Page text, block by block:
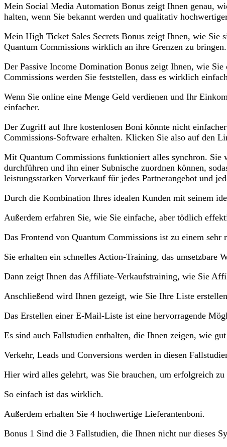
Mein Social Media Automation Bonus zeigt Ihnen genau,
halten, wenn Sie bekannt werden und qualitativ
Mein High Ticket Sales Secrets Bonus zeigt Ihnen, wie
Quantum Commissions wirklich an ihre Grenzen zu bringen.
Der Passive Income Domination Bonus zeigt Ihnen, wie
Commissions werden Sie feststellen, dass es wirklich
Wenn Sie online eine Menge Geld verdienen und Ihr
einfacher.
Der Zugriff auf Ihre kostenlosen Boni könnte nicht
Commissions-Software erhalten. Klicken Sie also auf den
Mit Quantum Commissions funktioniert alles synchron.
durchführen und ihn einer Subnische zuordnen können,
leistungsstarken Vorverkauf für jedes Partnerangebot und
Durch die Kombination Ihres idealen Kunden mit seinem
Außerdem erfahren Sie, wie Sie einfache, aber tödlich
Das Frontend von Quantum Commissions ist zu einem
Sie erhalten ein schnelles Action-Training, das
Dann zeigt Ihnen das Affiliate-Verkaufstraining, wie Sie
Anschließend wird Ihnen gezeigt, wie Sie Ihre Liste
Das Erstellen einer E-Mail-Liste ist eine hervorragende
Es sind auch Fallstudien enthalten, die Ihnen zeigen, wie
Verkehr, Leads und Conversions werden in diesen
Hier wird alles gelehrt, was Sie brauchen, um erfolgreich
So einfach ist das wirklich.
Außerdem erhalten Sie 4 hochwertige Lieferantenboni.
Bonus 1 Sind die 3 Fallstudien, die Ihnen nicht nur dieses